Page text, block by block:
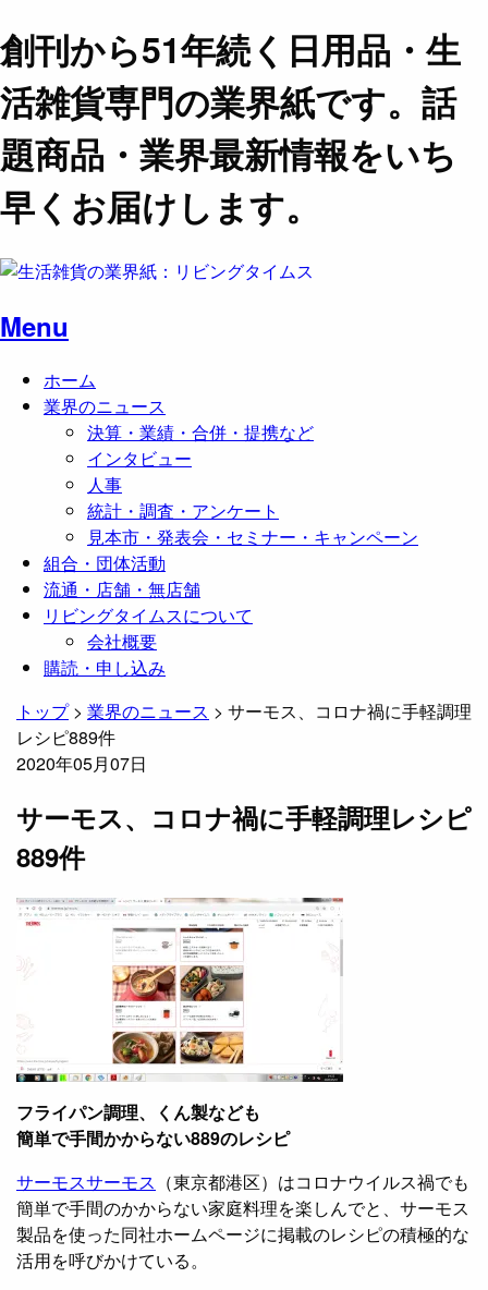
創刊から51年続く日用品・生
活雑貨専門の業界紙です。話
題商品・業界最新情報をいち
早くお届けします。
Menu
ホーム
業界のニュース
決算・業績・合併・提携など
インタビュー
人事
統計・調査・アンケート
見本市・発表会・セミナー・キャンペーン
組合・団体活動
流通・店舗・無店舗
リビングタイムスについて
会社概要
購読・申し込み
トップ> 業界のニュース > サーモス、コロナ禍に手軽調理
レシピ889件
2020年05月07日
サーモス、コロナ禍に手軽調理レシピ
889件
フライパン調理、くん製なども
簡単で手間かからない889のレシピ
サーモスサーモス （東京都港区）はコロナウイルス禍でも
簡単で手間のかからない家庭料理を楽しんでと、サーモス
製品を使った同社ホームページに掲載のレシピの積極的な
活用を呼びかけている。